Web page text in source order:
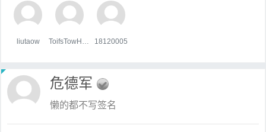
liutaow 18120005
危德军
懒的都不写签名